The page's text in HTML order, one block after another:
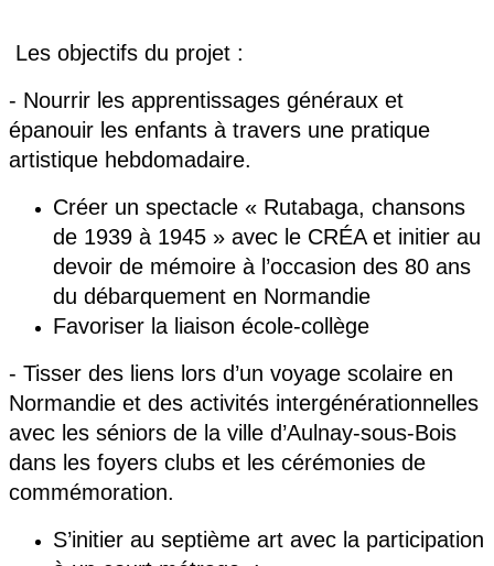
Les objectifs du projet :
- Nourrir les apprentissages généraux et
épanouir les enfants à travers une pratique
artistique hebdomadaire.
Créer un spectacle « Rutabaga, chansons
de 1939 à 1945 » avec le CRÉA et initier au
devoir de mémoire à l’occasion des 80 ans
du débarquement en Normandie
Favoriser la liaison école-collège
- Tisser des liens lors d’un voyage scolaire en
Normandie et des activités intergénérationnelles
avec les séniors de la ville d’Aulnay-sous-Bois
dans les foyers clubs et les cérémonies de
commémoration.
S’initier au septième art avec la participation